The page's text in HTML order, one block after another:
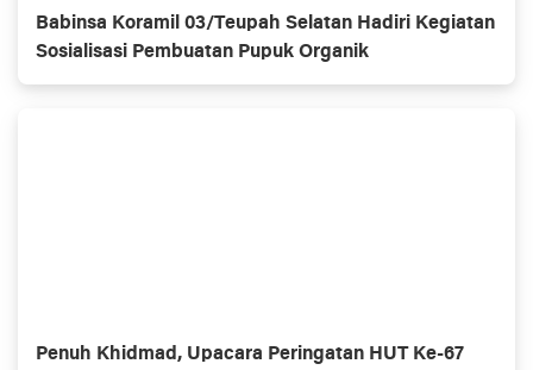
Babinsa Koramil 03/Teupah Selatan Hadiri Kegiatan
Sosialisasi Pembuatan Pupuk Organik
Penuh Khidmad, Upacara Peringatan HUT Ke-67